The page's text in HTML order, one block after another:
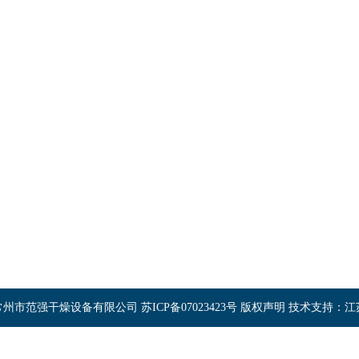
地址：常州市天宁区郑陆镇工业
州市范强干燥设备有限公司 苏ICP备07023423号 版权声明 技术支持： 江